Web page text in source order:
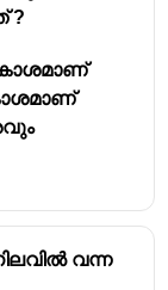
ഇത് ഒരു
?
വന്ന